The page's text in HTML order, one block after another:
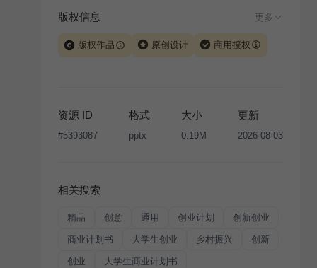
版权信息 更多
版权作品 原创设计 商用授权
版权声明
条款，禁止任何形式的转让、出售或出租，未
经投权许可任何人不得擅自转载和分发，否则将接照我
资源 ID
#5393087
格式
pptx
大小
0.19M
更新
2026-08-03
相关搜索
精品 创意 通用 创业计划 创新创业
商业计划书 大学生创业 乡村振兴 创新
创业 大学生商业计划书